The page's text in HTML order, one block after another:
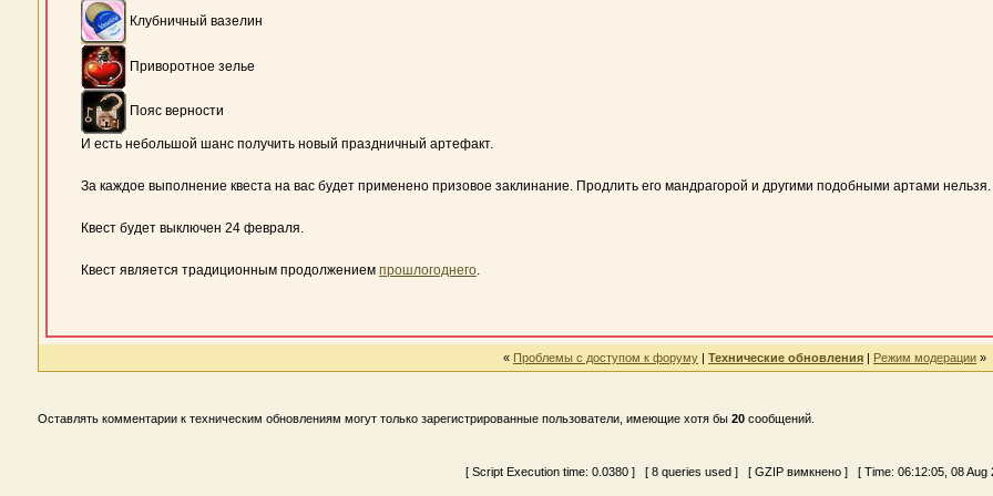
Клубничный вазелин
Приворотное зелье
Пояс верности
И есть небольшой шанс получить новый праздничный артефакт.
За каждое выполнение квеста на вас будет применено призовое заклинание. Продлить его мандрагорой и другими подобными артами нельзя.
Квест будет выключен 24 февраля.
Квест является традиционным продолжением прошлогоднего.
« Проблемы с доступом к форуму| Технические обновления| Режим модерации»
Оставлять комментарии к техническим обновлениям могут только зарегистрированные пользователи, имеющие хотя бы 20сообщений.
[ Script Execution time: 0.0380] [ 8 queries used ] [ GZIP вимкнено ] [ Time: 06:12:05, 08 Aug